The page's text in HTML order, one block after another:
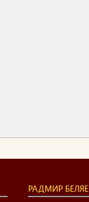
РАДМИР